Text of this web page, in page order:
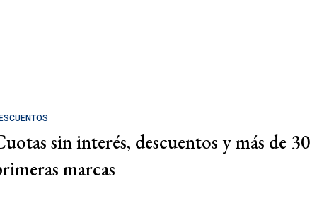
sin interés, descuentos y más de 30
marcas